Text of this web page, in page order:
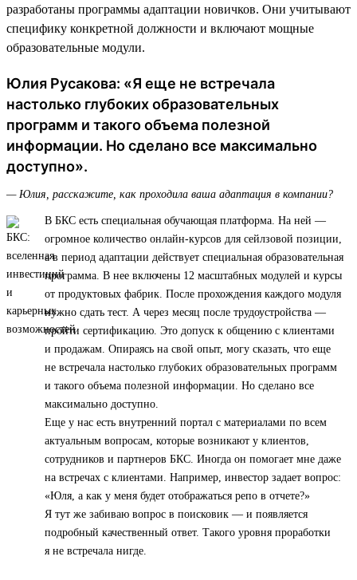
разработаны программы адаптации новичков. Они учитывают
специфику конкретной должности и включают мощные
образовательные модули.
Юлия Русакова: «Я еще не встречала
настолько глубоких образовательных
программ и такого объема полезной
информации. Но сделано все максимально
доступно».
— Юлия, расскажите, как проходила ваша адаптация в компании?
В БКС есть специальная обучающая платформа. На ней —
огромное количество онлайн-курсов для сейлзовой позиции,
а в период адаптации действует специальная образовательная
программа. В нее включены 12 масштабных модулей и курсы
от продуктовых фабрик. После прохождения каждого модуля
нужно сдать тест. А через месяц после трудоустройства —
пройти сертификацию. Это допуск к общению с клиентами
и продажам. Опираясь на свой опыт, могу сказать, что еще
не встречала настолько глубоких образовательных программ
и такого объема полезной информации. Но сделано все
максимально доступно.
Еще у нас есть внутренний портал с материалами по всем
актуальным вопросам, которые возникают у клиентов,
сотрудников и партнеров БКС. Иногда он помогает мне даже
на встречах с клиентами. Например, инвестор задает вопрос:
«Юля, а как у меня будет отображаться репо в отчете?»
Я тут же забиваю вопрос в поисковик — и появляется
подробный качественный ответ. Такого уровня проработки
я не встречала нигде.